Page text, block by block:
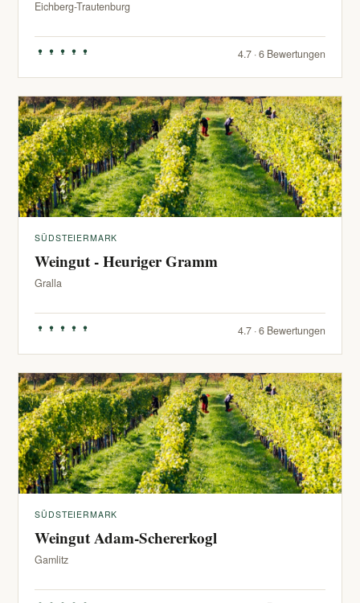
Eichberg-Trautenburg
4.7 · 6 Bewertungen
SÜDSTEIERMARK
Weingut - Heuriger Gramm
Gralla
4.7 · 6 Bewertungen
SÜDSTEIERMARK
Weingut Adam-Schererkogl
Gamlitz